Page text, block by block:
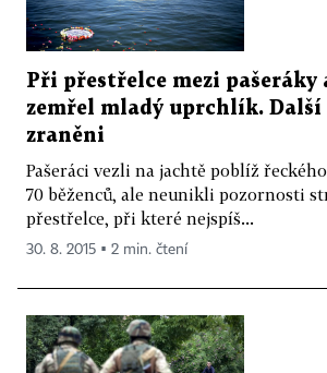
Při přestřelce mezi pašeráky
zemřel mladý uprchlík. Další
zraněni
Pašeráci vezli na jachtě poblíž
70 běženců, ale neunikli pozornosti
přestřelce, při které nejspíš...
30. 8. 2015 ▪ 2 min. čtení